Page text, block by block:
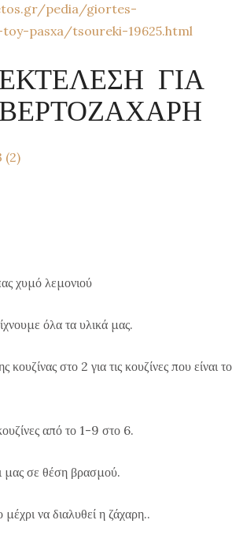
pedia/giortes-
pasxa/tsoureki-19625.html
ΓΙΑ
χυμό λεμονιού
όλα τα υλικά μας.
κουζίνας στο 2 για τις κουζίνες που είναι το
από το 1-9 στο 6.
μας σε θέση βρασμού.
να διαλυθεί η ζάχαρη..